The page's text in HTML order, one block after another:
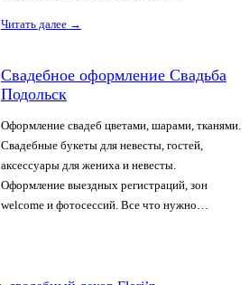
Читать далее →
Свадебное оформление Свадьба
Подольск
Оформление свадеб цветами, шарами, тканями.
Свадебные букеты для невесты, гостей,
аксессуары для жениха и невесты.
Оформление выездных регистраций, зон
welcome и фотосессий. Все что нужно…